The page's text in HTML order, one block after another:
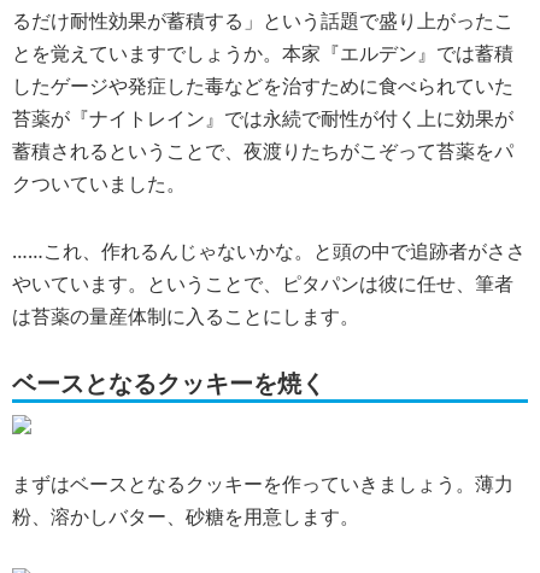
るだけ耐性効果が蓄積する」という話題で盛り上がったこ
とを覚えていますでしょうか。本家『エルデン』では蓄積
したゲージや発症した毒などを治すために食べられていた
苔薬が『ナイトレイン』では永続で耐性が付く上に効果が
蓄積されるということで、夜渡りたちがこぞって苔薬をパ
クついていました。
……これ、作れるんじゃないかな。と頭の中で追跡者がささ
やいています。ということで、ピタパンは彼に任せ、筆者
は苔薬の量産体制に入ることにします。
ベースとなるクッキーを焼く
まずはベースとなるクッキーを作っていきましょう。薄力
粉、溶かしバター、砂糖を用意します。